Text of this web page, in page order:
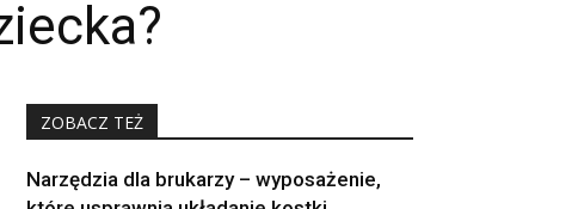
ZOBACZ TEŻ
Narzędzia dla brukarzy – wyposażenie,